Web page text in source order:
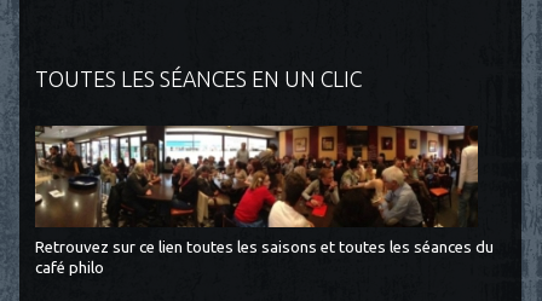
TOUTES LES SÉANCES EN UN CLIC
Retrouvez sur ce lien toutes les saisons et toutes les séances du
café philo